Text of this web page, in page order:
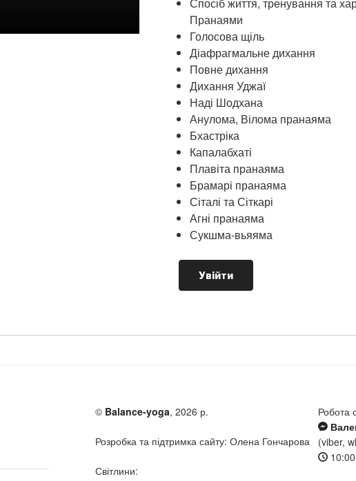
Спосіб життя, тренування та
Пранаями
Голосова щіль
Діафрагмальне дихання
Повне дихання
Дихання Уджаї
Наді Шодхана
Анулома, Вілома пранаяма
Бхастріка
Капалабхаті
Плавіта пранаяма
Брамарі пранаяма
Сіталі та Сіткарі
Агні пранаяма
Сукшма-вьяяма
Увійти
© Balance-yoga, 2026 р.
Розробка та підтримка сайту: Олена Гончарова
Світлини:
Робота
(viber,